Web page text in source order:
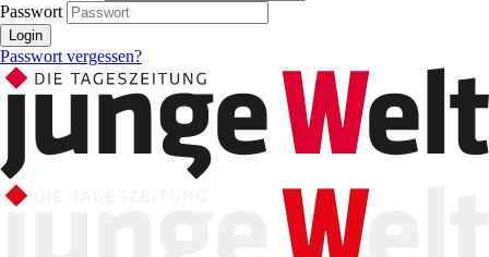
Passwort
Login
Passwort vergessen?